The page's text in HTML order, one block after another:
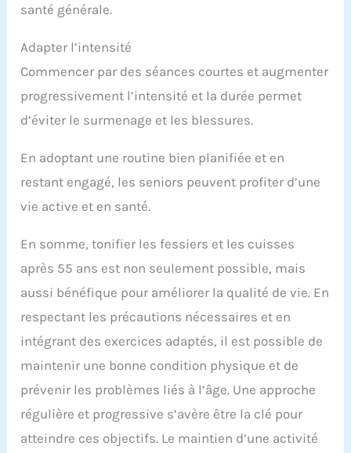
santé générale.
Adapter l’intensité
Commencer par des séances courtes et augmenter
progressivement l’intensité et la durée permet
d’éviter le surmenage et les blessures.
En adoptant une routine bien planifiée et en
restant engagé, les seniors peuvent profiter d’une
vie active et en santé.
En somme, tonifier les fessiers et les cuisses
après 55 ans est non seulement possible, mais
aussi bénéfique pour améliorer la qualité de vie. En
respectant les précautions nécessaires et en
intégrant des exercices adaptés, il est possible de
maintenir une bonne condition physique et de
prévenir les problèmes liés à l’âge. Une approche
régulière et progressive s’avère être la clé pour
atteindre ces objectifs. Le maintien d’une activité